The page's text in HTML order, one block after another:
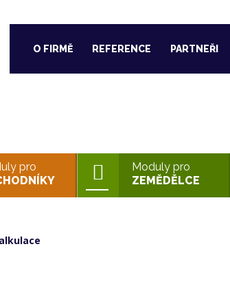
O FIRMĚ REFERENCE PARTNEŘI
pro
Moduly pro
ZEMĚDĚLCE